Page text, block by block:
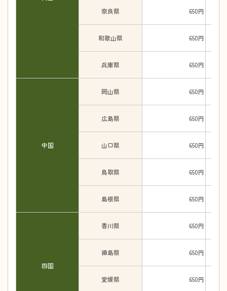
奈良県
650円
和歌山県 650円
兵庫県 650円
中国
岡山県 650円
広島県 650円
山口県 650円
鳥取県 650円
島根県 650円
四国
香川県 650円
徳島県 650円
愛媛県 650円